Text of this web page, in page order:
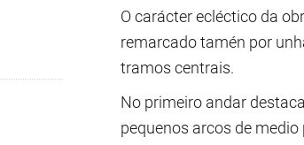
O carácter ecléctico da
remarcado tamén por
tramos centrais.
No primeiro andar
pequenos arcos de medio